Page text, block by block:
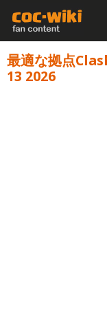
最適な拠点
13 2026